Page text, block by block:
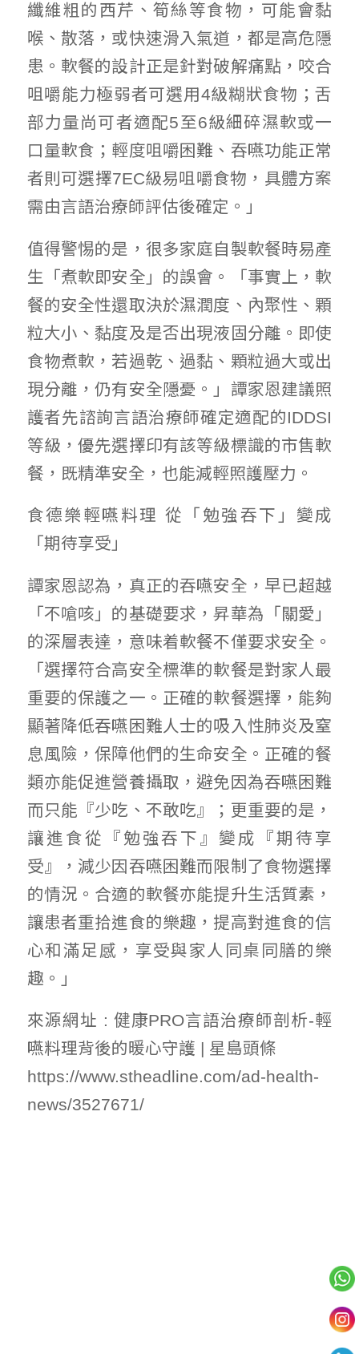
纖維粗的西芹、筍絲等食物，可能會黏
喉、散落，或快速滑入氣道，都是高危隱
患。軟餐的設計正是針對破解痛點，咬合
咀嚼能力極弱者可選用4級糊狀食物；舌
部力量尚可者適配5至6級細碎濕軟或一
口量軟食；輕度咀嚼困難、吞嚥功能正常
者則可選擇7EC級易咀嚼食物，具體方案
需由言語治療師評估後確定。」
值得警惕的是，很多家庭自製軟餐時易產
生「煮軟即安全」的誤會。「事實上，軟
餐的安全性還取決於濕潤度、內聚性、顆
粒大小、黏度及是否出現液固分離。即使
食物煮軟，若過乾、過黏、顆粒過大或出
現分離，仍有安全隱憂。」譚家恩建議照
護者先諮詢言語治療師確定適配的IDDSI
等級，優先選擇印有該等級標識的市售軟
餐，既精準安全，也能減輕照護壓力。
食德樂輕嚥料理 從「勉強吞下」變成
「期待享受」
譚家恩認為，真正的吞嚥安全，早已超越
「不嗆咳」的基礎要求，昇華為「關愛」
的深層表達，意味着軟餐不僅要求安全。
「選擇符合高安全標準的軟餐是對家人最
重要的保護之一。正確的軟餐選擇，能夠
顯著降低吞嚥困難人士的吸入性肺炎及窒
息風險，保障他們的生命安全。正確的餐
類亦能促進營養攝取，避免因為吞嚥困難
而只能『少吃、不敢吃』；更重要的是，
讓進食從『勉強吞下』變成『期待享
受』，減少因吞嚥困難而限制了食物選擇
的情況。合適的軟餐亦能提升生活質素，
讓患者重拾進食的樂趣，提高對進食的信
心和滿足感，享受與家人同桌同膳的樂
趣。」
來源網址 : 健康PRO言語治療師剖析-輕
嚥料理背後的暖心守護 | 星島頭條
https://www.stheadline.com/ad-health-
news/3527671/